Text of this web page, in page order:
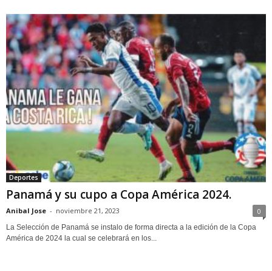
Deportes
Panamá y su cupo a Copa América 2024.
Anibal Jose - noviembre 21, 2023 0
La Selección de Panamá se instalo de forma directa a la edición de la Copa
América de 2024 la cual se celebrará en los...